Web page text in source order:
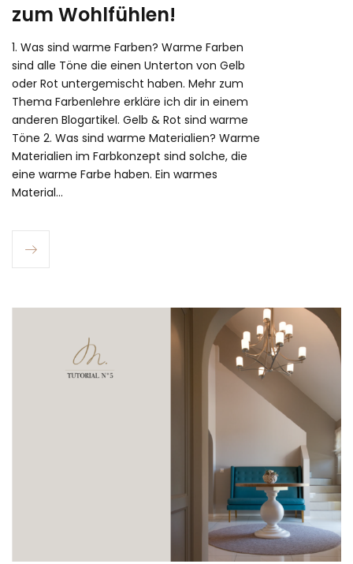
zum Wohlfühlen!
1. Was sind warme Farben? Warme Farben
sind alle Töne die einen Unterton von Gelb
oder Rot untergemischt haben. Mehr zum
Thema Farbenlehre erkläre ich dir in einem
anderen Blogartikel. Gelb & Rot sind warme
Töne 2. Was sind warme Materialien? Warme
Materialien im Farbkonzept sind solche, die
eine warme Farbe haben. Ein warmes
Material…